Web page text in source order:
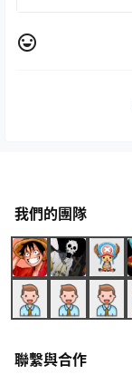
我們的團隊
聯繫與合作